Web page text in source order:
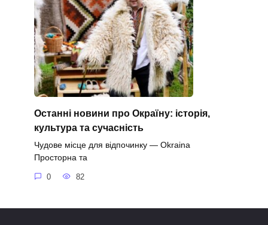
Останні новини про Окраїну: історія,
культура та сучасність
Чудове місце для відпочинку — Okraina
Просторна та
0 82